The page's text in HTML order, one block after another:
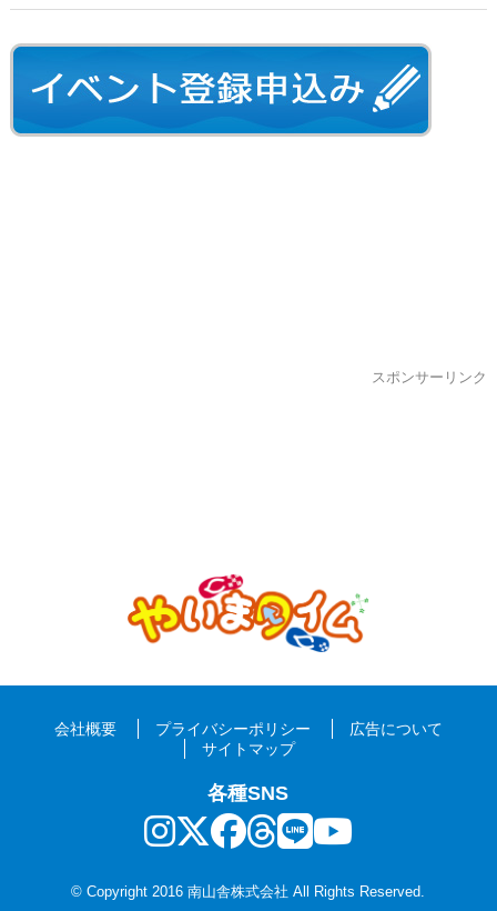
スポンサーリンク
会社概要 プライバシーポリシー
広告について
サイトマップ
各種SNS
© Copyright 2016 南山舎株式会社 All Rights Reserved.